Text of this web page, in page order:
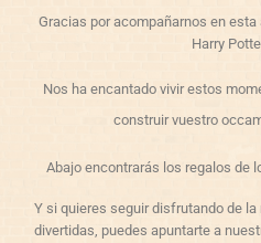
Gracias por acompañarnos en
Harry
Nos ha encantado vivir estos
construir vuestro
Abajo encontrarás los regalos de
Y si quieres seguir disfrutando de
divertidas, puedes apuntarte a